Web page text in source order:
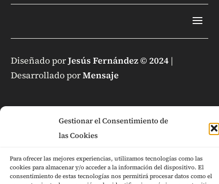
Gestionar el Consentimiento de
las Cookies
Para ofrecer las mejores experiencias, utilizamos tecnologías como las
cookies para almacenar y/o acceder a la información del dispositivo. El
consentimiento de estas tecnologías nos permitirá procesar datos como el
Diseñado porJesús Fernández © 2024 |
Desarrollado porMensaje